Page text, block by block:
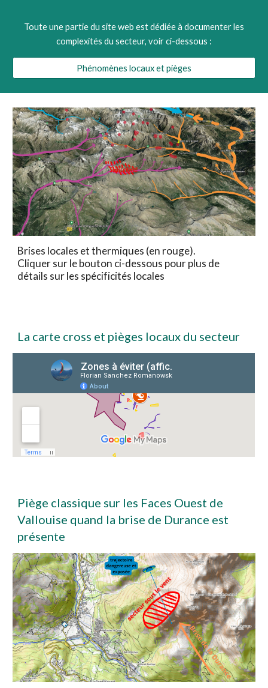
Toute une partie du site web est dédiée à documenter les
complexités du secteur, voir ci-dessous :
Phénomènes locaux et pièges
Brises locales et thermiques (en rouge).
Cliquer sur le bouton ci-dessous pour plus de
détails sur les spécificités locales
La carte cross et pièges locaux du secteur
Piège classique sur les Faces Ouest de
Vallouise quand la brise de Durance est
présente